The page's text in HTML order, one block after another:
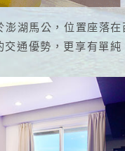
澎湖馬公，位置座落
交通優勢，更享有單